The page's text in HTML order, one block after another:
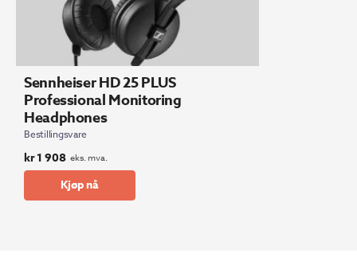
Sennheiser HD 25 PLUS
Professional Monitoring
Headphones
Bestillingsvare
kr1 908 eks. mva.
Kjøp nå